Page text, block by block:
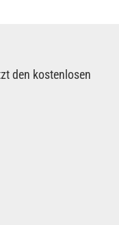
den kostenlosen